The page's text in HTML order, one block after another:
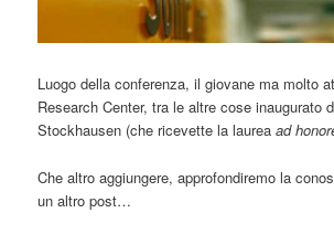
Luogo della conferenza, il giovane ma molto
Research Center, tra le altre cose inaugurato
Stockhausen (che ricevette la laureaad
Che altro aggiungere, approfondiremo la
un altro post…